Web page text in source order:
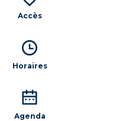
Accès
Horaires
Agenda